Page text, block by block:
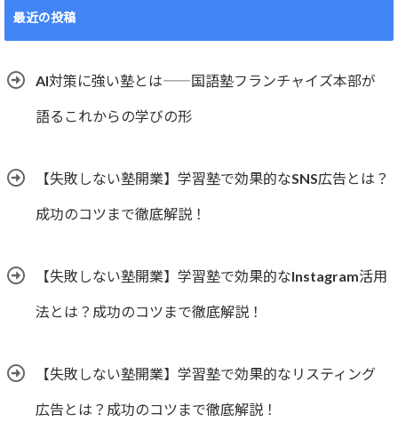
最近の投稿
AI対策に強い塾とは――国語塾フランチャイズ本部が
語るこれからの学びの形
【失敗しない塾開業】学習塾で効果的なSNS広告とは？
成功のコツまで徹底解説！
【失敗しない塾開業】学習塾で効果的なInstagram活用
法とは？成功のコツまで徹底解説！
【失敗しない塾開業】学習塾で効果的なリスティング
広告とは？成功のコツまで徹底解説！